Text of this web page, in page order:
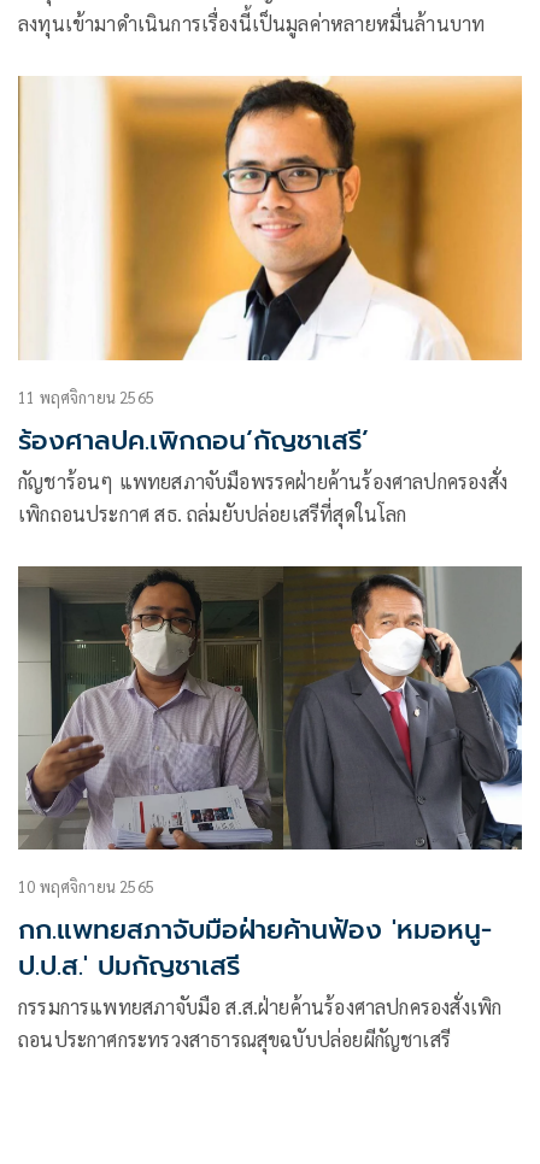
ลงทุนเข้ามาดำเนินการเรื่องนี้เป็นมูลค่าหลายหมื่นล้านบาท
11 พฤศจิกายน 2565
ร้องศาลปค.เพิกถอน‘กัญชาเสรี’
กัญชาร้อนๆ แพทยสภาจับมือพรรคฝ่ายค้านร้องศาลปกครองสั่ง
เพิกถอนประกาศ สธ. ถล่มยับปล่อยเสรีที่สุดในโลก
10 พฤศจิกายน 2565
กก.แพทยสภาจับมือฝ่ายค้านฟ้อง 'หมอหนู-
ป.ป.ส.' ปมกัญชาเสรี
กรรมการแพทยสภาจับมือ ส.ส.ฝ่ายค้านร้องศาลปกครองสั่งเพิก
ถอนประกาศกระทรวงสาธารณสุขฉบับปล่อยผีกัญชาเสรี